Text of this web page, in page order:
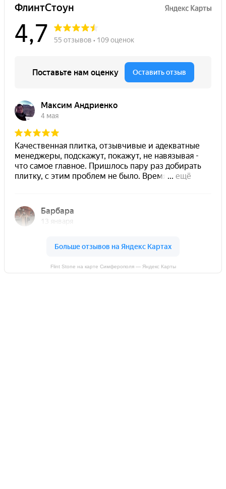
Flint Stone на карте Симферополя — Яндекс Карты